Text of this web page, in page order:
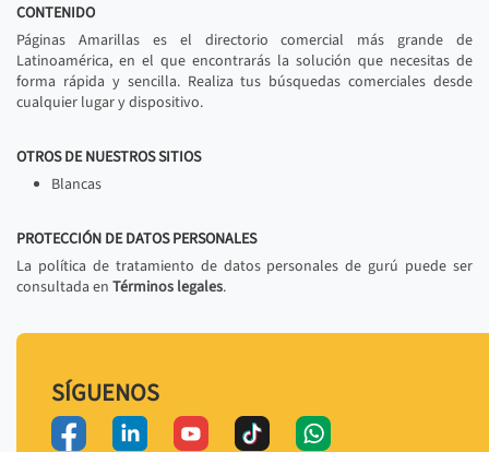
CONTENIDO
Páginas Amarillas es el directorio comercial más grande de
Latinoamérica, en el que encontrarás la solución que necesitas de
forma rápida y sencilla. Realiza tus búsquedas comerciales desde
cualquier lugar y dispositivo.
OTROS DE NUESTROS SITIOS
Blancas
PROTECCIÓN DE DATOS PERSONALES
La política de tratamiento de datos personales de gurú puede ser
consultada en Términos legales.
SÍGUENOS